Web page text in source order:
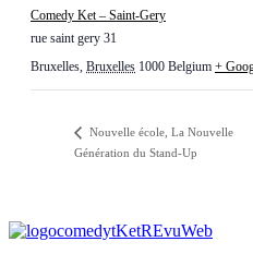
Comedy Ket – Saint-Gery
rue saint gery 31
Bruxelles, Bruxelles 1000 Belgium +
Nouvelle école, La Nouvelle
Génération du Stand-Up